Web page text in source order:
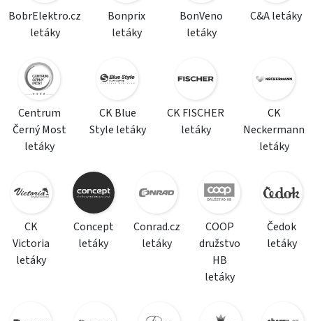
BobrElektro.cz
letáky
Bonprix
letáky
BonVeno
letáky
C&A letáky
Centrum
Černý Most
letáky
CK Blue
Style letáky
CK FISCHER
letáky
CK
Neckermann
letáky
CK
Victoria
letáky
Concept
letáky
Conrad.cz
letáky
COOP
družstvo
HB
letáky
Čedok
letáky